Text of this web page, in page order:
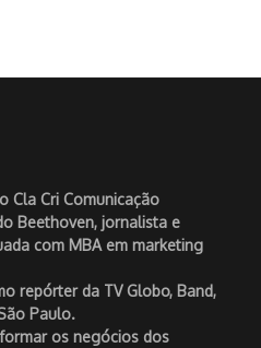
Cla Cri Comunicação
Beethoven, jornalista e
com MBA em marketing
repórter da TV Globo, Band,
Paulo.
os negócios dos